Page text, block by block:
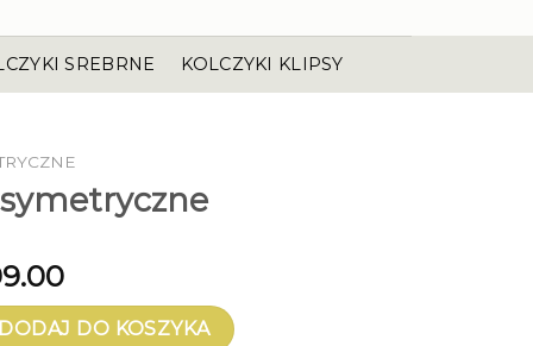
SREBRNE KOLCZYKI KLIPSY
DO KOSZYKA